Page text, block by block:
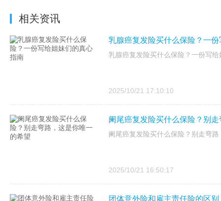
相关资讯
乳腺癌复发险买什么保险？一
乳腺癌复发险买什么保险？一份写
2025/10/21 17:10:10
阑尾癌复发险买什么保险？别
阑尾癌复发险买什么保险？别走弯
2025/10/21 16:50:17
团体意外险和雇主责任险的区